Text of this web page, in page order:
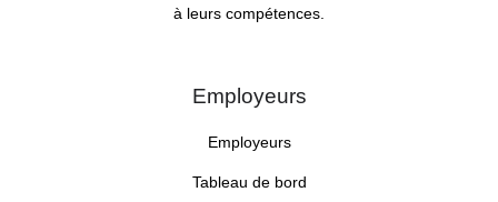
à leurs compétences.
Employeurs
Employeurs
Tableau de bord